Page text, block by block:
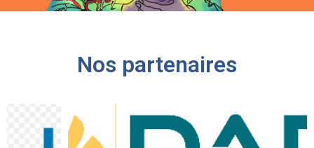
Nos partenaires